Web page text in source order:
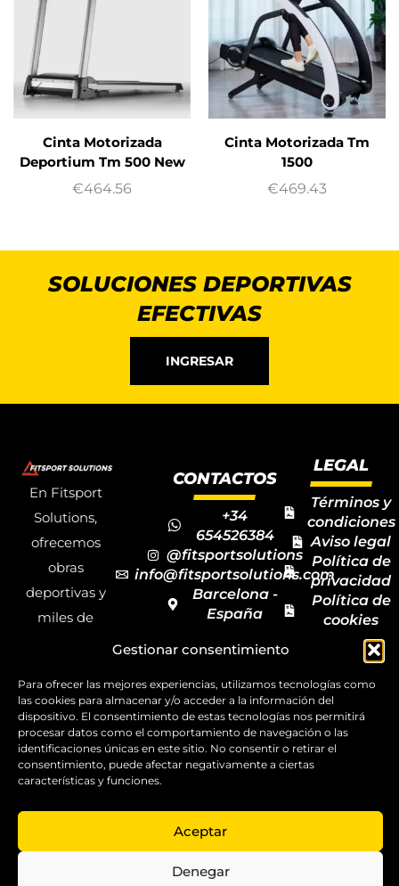
Gestionar consentimiento
Para ofrecer las mejores experiencias, utilizamos tecnologías como
las cookies para almacenar y/o acceder a la información del
dispositivo. El consentimiento de estas tecnologías nos permitirá
procesar datos como el comportamiento de navegación o las
identificaciones únicas en este sitio. No consentir o retirar el
consentimiento, puede afectar negativamente a ciertas
características y funciones.
Aceptar
Denegar
Cinta Motorizada
Deportium Tm 500 New
€464.56
Cinta Motorizada Tm
1500
€469.43
SOLUCIONES DEPORTIVAS
EFECTIVAS
INGRESAR
En Fitsport
Solutions,
ofrecemos
obras
deportivas y
miles de
deportivos
para todas las
disciplinas,
garantizando
la calidad y el
servicio.
Copyright ©
CONTACTOS
+34
654526384
@fitsportsolutions
info@fitsportsolutions.com
Barcelona -
España
de contacto
LEGAL
Términos y
condiciones
Aviso legal
Política de
privacidad
Política de
cookies
Mapa del
sitio